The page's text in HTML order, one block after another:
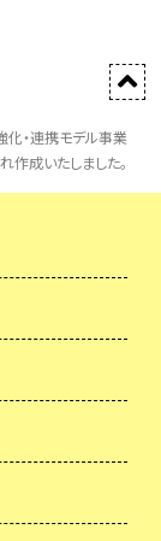
・連携モデル事業
作成いたしました。